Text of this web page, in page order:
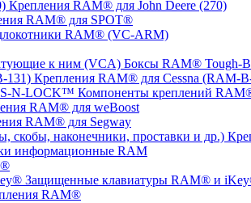
Крепления RAM® для John Deere (270)
RAM® для SPOT®
RAM® (VC-ARM)
Боксы RAM® Tough-
Крепления RAM® для Cessna (RAM-
Компоненты креплений
RAM® для weBoost
RAM® для Segway
информационные RAM
Защищенные клавиатуры RAM® и
RAM®